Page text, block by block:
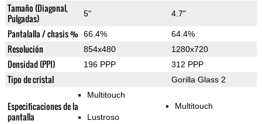
Tamaño (Diagonal,
Pulgadas)
5" 4.7"
Pantalalla / chasis % 66.4% 64.4%
Resolución 854x480 1280x720
Densidad (PPI) 196 PPP 312 PPP
Tipo de cristal Gorilla Glass 2
Especificaciones de la
pantalla
Multitouch
Lustroso
Multitouch